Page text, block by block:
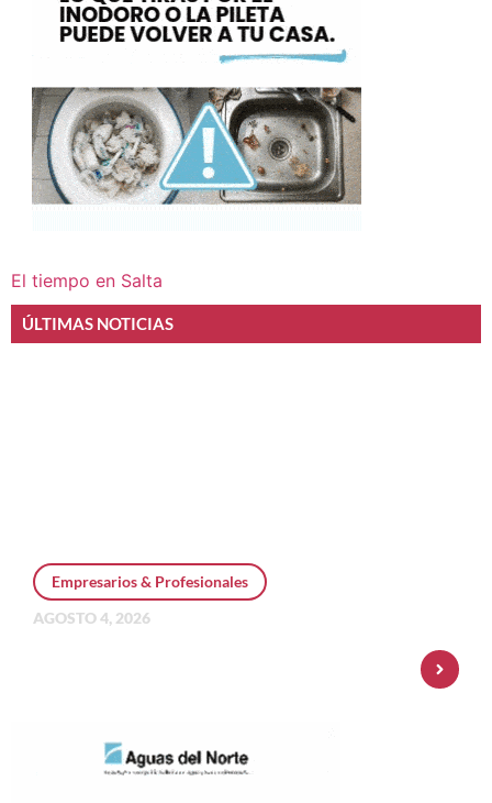
El tiempo en Salta
ÚLTIMAS NOTICIAS
Empresarios & Profesionales
AGOSTO 4, 2026